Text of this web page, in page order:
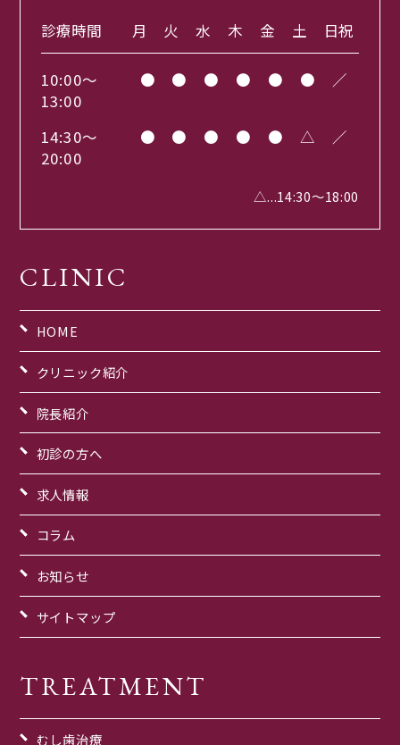
診療時間 月 火 水 木 金 土 日祝
10:00～
13:00
● ● ● ● ● ● ／
14:30～
20:00
● ● ● ● ● △ ／
△...14:30～18:00
CLINIC
HOME
クリニック紹介
院長紹介
初診の方へ
求人情報
コラム
お知らせ
サイトマップ
TREATMENT
むし歯治療